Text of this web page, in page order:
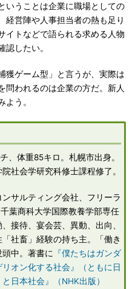
いうことは企業に職場としての
経営陣や人事担当者の熱も足り
イトなどで語られる求める人物
認したい。
ゲーム型」と言うが、実際は
問われるのは企業の方だ。新人
よう。
、体重85キロ。札幌市出身。
社会学研究科修士課程修了。
サルティング会社、フリーラ
葉商科大学国際教養学部専任
接待、宴会芸、異動、出向、
社畜」経験の持ち主。「働き
中。著書に
『僕たちはガンダ
リオン化する社会』（ともに日
と日本社会』（NHK出版）